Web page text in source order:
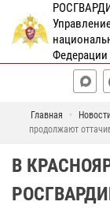
Федерации
Главная
продолжают
В